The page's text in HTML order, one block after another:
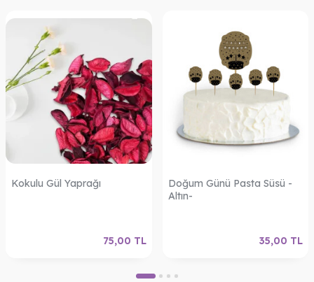
Kokulu Gül Yaprağı
75,00 TL
Doğum Günü Pasta Süsü -
Altın-
35,00 TL